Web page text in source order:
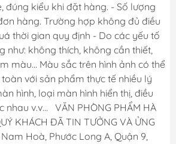
đúng kiểu khi đặt hàng. - Số lượng
hàng. Trường hợp không đủ điều
thời gian quy định - Do các yếu tố
như: không thích, không cần thiết,
màu... Màu sắc trên hình ảnh có thể
với sản phẩm thực tế nhiều lý
hình, loại màn hình hiển thị, điều
nhau v.v... VĂN PHÒNG PHẨM HÀ
KHÁCH ĐÃ TIN TƯỞNG VÀ ỬNG
Nam Hoà, Phước Long A, Quận 9,